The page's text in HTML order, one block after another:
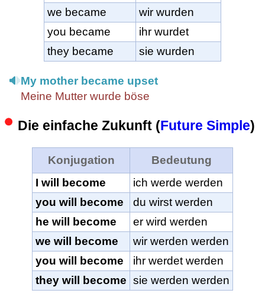
we became
wir wurden
you became
ihr wurdet
they became
sie wurden
My mother became upset
Meine Mutter wurde böse
Die einfache Zukunft (Future Simple)
Konjugation
Bedeutung
I will become
ich werde werden
you will become
du wirst werden
he will become
er wird werden
we will become
wir werden werden
you will become
ihr werdet werden
they will become sie werden werden